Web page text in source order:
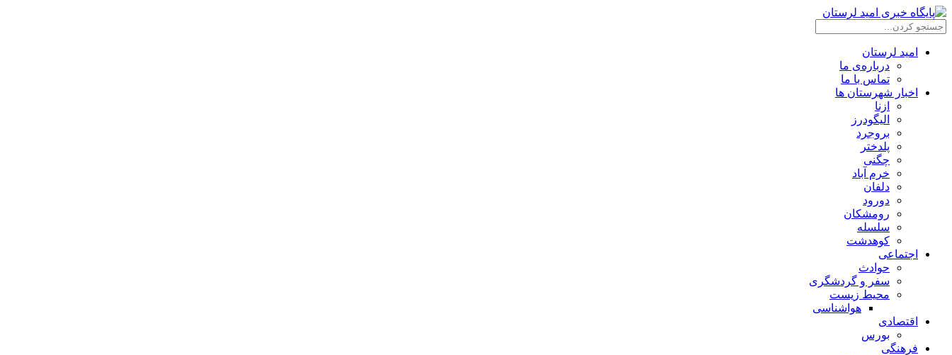
امید لرستان
درباره‌ی ما
تماس با ما
اخبار شهرستان ها
ازنا
الیگودرز
بروجرد
پلدختر
چگنی
خرم آباد
دلفان
دورود
رومشکان
سلسله
کوهدشت
اجتماعی
حوادث
سفر و گردشگری
محیط زیست
هواشناسی
اقتصادی
بورس
فرهنگی